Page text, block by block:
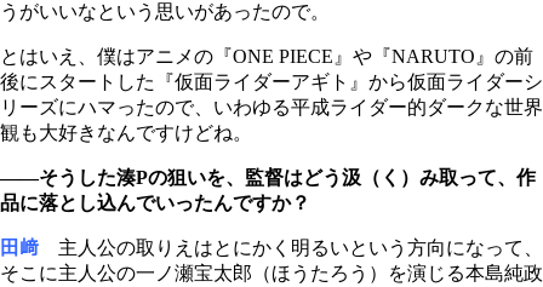
うがいいなという思いがあったので。
とはいえ、僕はアニメの『ONE PIECE』や『NARUTO』の前
後にスタートした『仮面ライダーアギト』から仮面ライダーシ
リーズにハマったので、いわゆる平成ライダー的ダークな世界
観も大好きなんですけどね。
――そうした湊Pの狙いを、監督はどう汲（く）み取って、作
品に落とし込んでいったんですか？
田﨑 主人公の取りえはとにかく明るいという方向になって、
そこに主人公の一ノ瀬宝太郎（ほうたろう）を演じる本島純政